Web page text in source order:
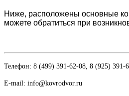
Ниже, расположены основные
можете обратиться при
Телефон: 8 (499) 391-62-08, 8 (925) 391-
E-mail: info@kovrodvor.ru